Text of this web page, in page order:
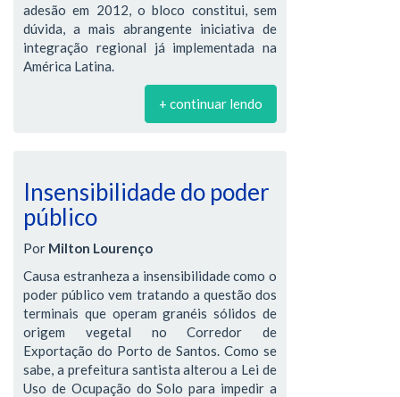
adesão em 2012, o bloco constitui, sem
dúvida, a mais abrangente iniciativa de
integração regional já implementada na
América Latina.
+ continuar lendo
Insensibilidade do poder
público
Por Milton Lourenço
Causa estranheza a insensibilidade como o
poder público vem tratando a questão dos
terminais que operam granéis sólidos de
origem vegetal no Corredor de
Exportação do Porto de Santos. Como se
sabe, a prefeitura santista alterou a Lei de
Uso de Ocupação do Solo para impedir a